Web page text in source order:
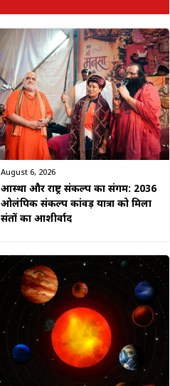
August 6, 2026
आस्था और राष्ट्र संकल्प का संगम: 2036
ओलंपिक संकल्प कांवड़ यात्रा को मिला
संतों का आशीर्वाद